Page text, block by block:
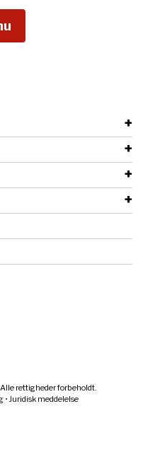
rettigheder forbeholdt.
• Juridisk meddelelse